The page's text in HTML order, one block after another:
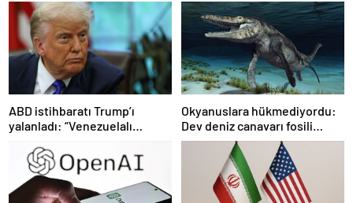
ABD istihbaratı Trump’ı
yalanladı: “Venezuelalı
Okyanuslara hükmediyordu:
Dev deniz canavarı fosili
bulundu